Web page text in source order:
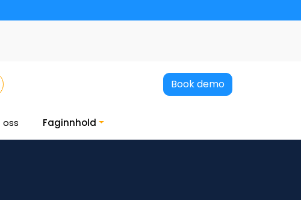
Book demo
oss Faginnhold